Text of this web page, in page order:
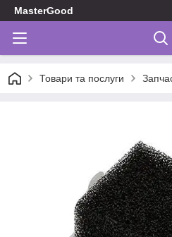
MasterGood
Товари та послуги